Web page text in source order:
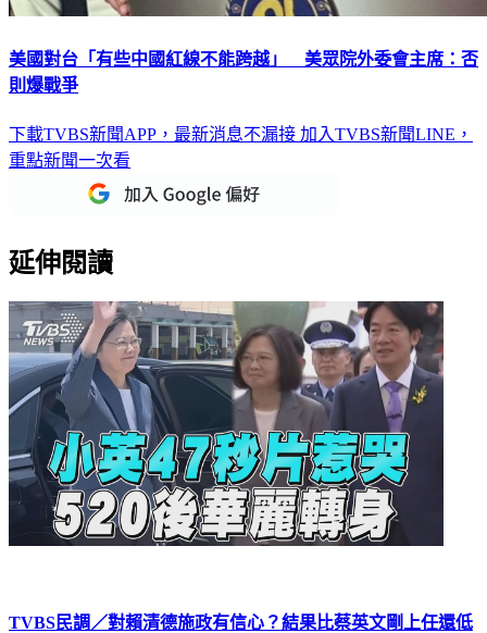
美國對台「有些中國紅線不能跨越」 美眾院外委會主席：否
則爆戰爭
下載TVBS新聞APP，最新消息不漏接 加入TVBS新聞LINE，
重點新聞一次看
延伸閱讀
TVBS民調／對賴清德施政有信心？結果比蔡英文剛上任還低